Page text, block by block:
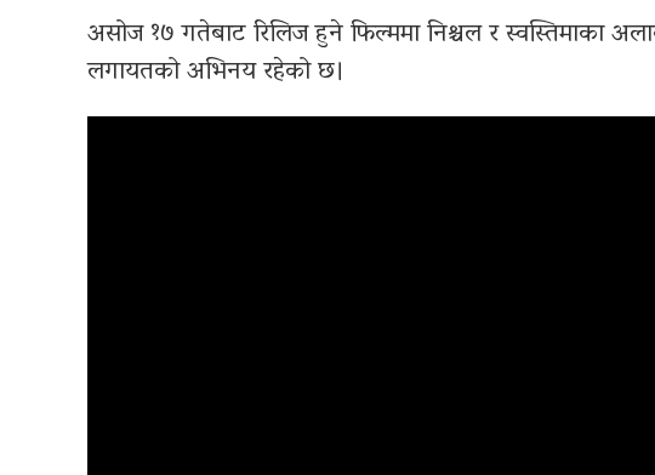
असोज १७ गतेबाट रिलिज हुने फिल्ममा निश्चल र स्वस्तिमाका
लगायतको अभिनय रहेको छ।